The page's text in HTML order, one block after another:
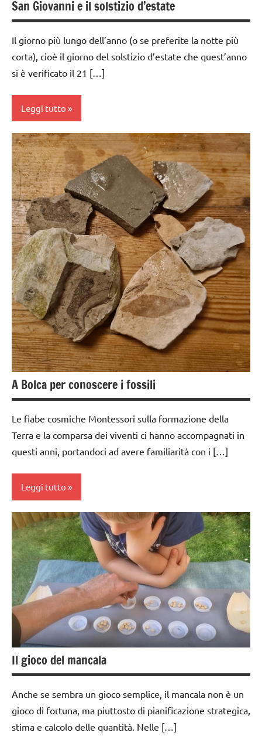
GUIDA
DIDATTICA
MONTESSORI
MATEMATICA
psicoaritmetica
Montessori
TUTTI GLI
ARGOMENTI
PER ETA'
TUTTI GLI
ARTICOLI
unità
decine
centinaia
San Giovanni e il solstizio d’estate
Il giorno più lungo dell’anno (o se preferite la notte più
corta), cioè il giorno del solstizio d’estate che quest’anno
si è verificato il 21 […]
Leggi tutto
acquarello
ARTE
IMMAGINE
BIOLOGIA
MONTESSORI
botanica
dai
3 ai
6
anni
dai
6
anni
DOWNLOAD
EDUCAZIONE
esercizi
preliminari
movimenti
elementari
Estate
GUIDA
DIDATTICA
MONTESSORI
materiali
di
consumo
fai da te
nomenclature
Montessori
botanici
STAGIONI
A Bolca per conoscere i fossili
Le fiabe cosmiche Montessori sulla formazione della
Terra e la comparsa dei viventi ci hanno accompagnati in
questi anni, portandoci ad avere familiarità con i […]
Leggi tutto
dai
3 ai
6
anni
dai
6
EDUCAZIONE
GEOGRAFIA
GUIDA
DIDATTICA
MONTESSORI
Il gioco del mancala
Anche se sembra un gioco semplice, il mancala non è un
gioco di fortuna, ma piuttosto di pianificazione strategica,
stima e calcolo delle quantità. Nelle […]